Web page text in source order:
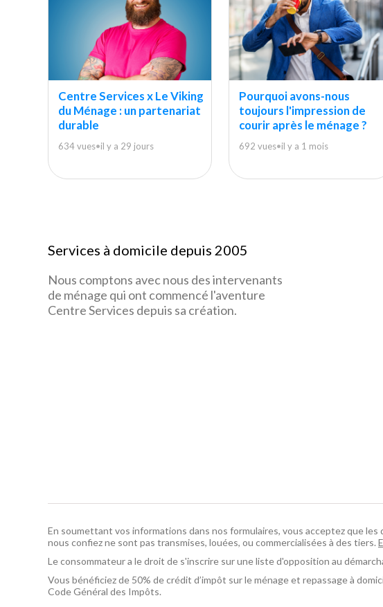
Centre Services x Le Viking
du Ménage : un partenariat
durable
634 vues•il y a 29 jours
Pourquoi avons-nous
toujours l'impression de
courir après le ménage ?
692 vues•il y a 1 mois
Services à domicile depuis 2005
Nous comptons avec nous des intervenants
de ménage qui ont commencé l'aventure
Centre Services depuis sa création.
En soumettant vos informations dans nos formulaires, vous acceptez que
nous confiez ne sont pas transmises, louées, ou commercialisées à des tiers.
Le consommateur a le droit de s'inscrire sur une liste d'opposition au
Vous bénéficiez de 50% de crédit d’impôt sur le ménage et repassage à
Code Général des Impôts.